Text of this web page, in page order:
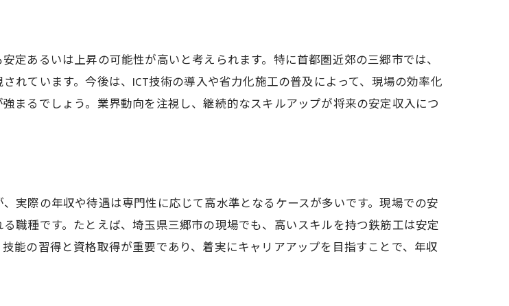
アルな現場事情を知る
の現場格差とその理由を解説
の実態と働きやすさの関係
ンキーの噂と年収の現実を比較
めの資格取得とスキル向上術
アップに有効な資格と選び方
あるいは上昇の可能性が高いと考えられます。特に首都圏近郊の三郷市では、
れています。今後は、ICT技術の導入や省力化施工の普及によって、現場の効率化
まるでしょう。業界動向を注視し、継続的なスキルアップが将来の安定収入につ
実際の年収や待遇は専門性に応じて高水準となるケースが多いです。現場での安
職種です。たとえば、埼玉県三郷市の現場でも、高いスキルを持つ鉄筋工は安定
能の習得と資格取得が重要であり、着実にキャリアアップを目指すことで、年収